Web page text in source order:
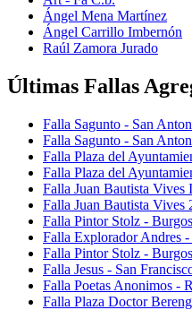
Ángel Mena Martínez
Ángel Carrillo Imbernón
Raúl Zamora Jurado
Últimas Fallas
Falla Sagunto - San
Falla Sagunto - San
Falla Plaza del
Falla Plaza del
Falla Juan Bautista Vives
Falla Juan Bautista Vives
Falla Pintor Stolz -
Falla Explorador Andres -
Falla Pintor Stolz -
Falla Jesus - San
Falla Poetas Anonimos -
Falla Plaza Doctor